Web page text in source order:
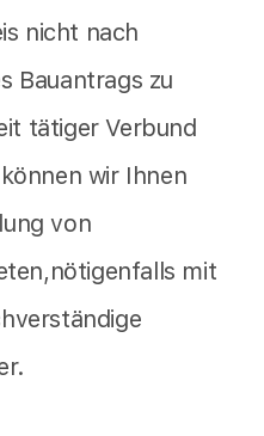
nicht nach
Bauantrags zu
tätiger Verbund
wir Ihnen
von
mit